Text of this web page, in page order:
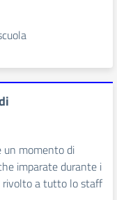
un momento di
imparate durante i
rivolto a tutto lo staff